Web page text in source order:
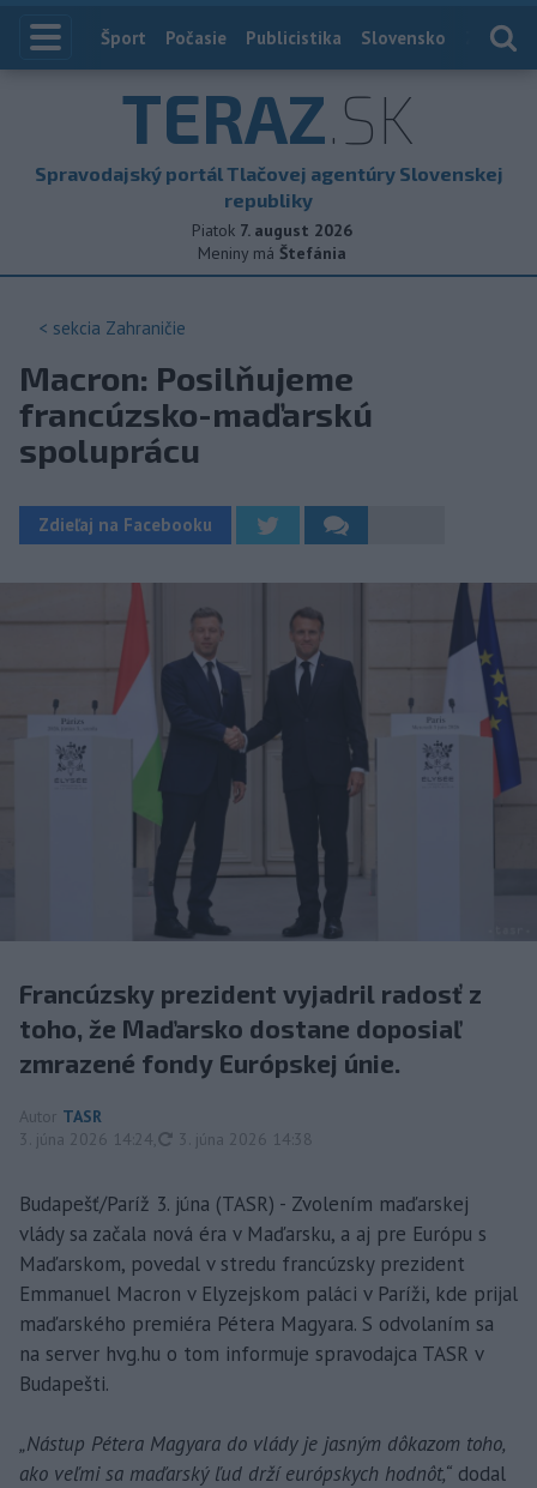
Index
Šport Počasie Publicistika Slovensko
TERAZ.SK
Spravodajský portál Tlačovej agentúry Slovenskej
republiky
Piatok 7. august 2026
Meniny má Štefánia
< sekcia Zahraničie
Macron: Posilňujeme
francúzsko-maďarskú
spoluprácu
Zdieľaj na Facebooku
Francúzsky prezident vyjadril radosť z
toho, že Maďarsko dostane doposiaľ
zmrazené fondy Európskej únie.
Autor TASR
3. júna 2026 14:24
aktualizované
3. júna 2026 14:38
Budapešť/Paríž 3. júna (TASR) - Zvolením maďarskej
vlády sa začala nová éra v Maďarsku, a aj pre Európu s
Maďarskom, povedal v stredu francúzsky prezident
Emmanuel Macron v Elyzejskom paláci v Paríži, kde prijal
maďarského premiéra Pétera Magyara. S odvolaním sa
na server hvg.hu o tom informuje spravodajca TASR v
Budapešti.
„Nástup Pétera Magyara do vlády je jasným dôkazom toho,
ako veľmi sa maďarský ľud drží európskych hodnôt,“ dodal